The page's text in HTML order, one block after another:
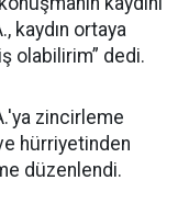
kaydın ortaya
olabilirim” dedi.
zincirleme
hürriyetinden
düzenlendi.